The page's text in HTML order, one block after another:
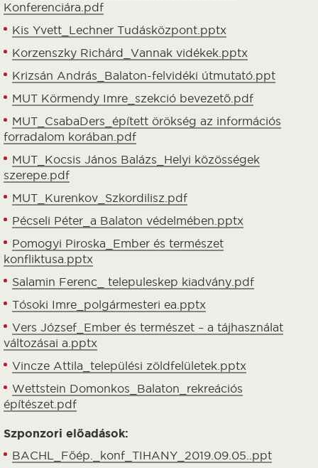
Konferenciára.pdf
Kis Yvett_Lechner Tudásközpont.pptx
Korzenszky Richárd_Vannak vidékek.pptx
Krizsán András_Balaton-felvidéki útmutató.ppt
MUT Körmendy Imre_szekció bevezető.pdf
MUT_CsabaDers_épített örökség az információs
forradalom korában.pdf
MUT_Kocsis János Balázs_Helyi közösségek
szerepe.pdf
MUT_Kurenkov_Szkordilisz.pdf
Pécseli Péter_a Balaton védelmében.pptx
Pomogyi Piroska_Ember és természet
konfliktusa.pptx
Salamin Ferenc_ telepuleskep kiadvány.pdf
Tósoki Imre_polgármesteri ea.pptx
Vers József_Ember és természet – a tájhasználat
változásai a.pptx
Vincze Attila_települési zöldfelületek.pptx
Wettstein Domonkos_Balaton_rekreációs
építészet.pdf
Szponzori előadások:
BACHL_Főép._konf_TIHANY_2019.09.05..ppt